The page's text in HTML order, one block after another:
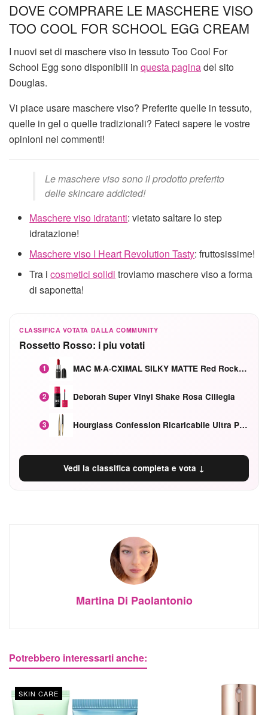
DOVE COMPRARE LE MASCHERE VISO
TOO COOL FOR SCHOOL EGG CREAM
I nuovi set di maschere viso in tessuto Too Cool For
School Egg sono disponibili in questa paginadel sito
Douglas.
Vi piace usare maschere viso? Preferite quelle in tessuto,
quelle in gel o quelle tradizionali? Fateci sapere le vostre
opinioni nei commenti!
Le maschere viso sono il prodotto preferito
delle skincare addicted!
Maschere viso idratanti: vietato saltare lo step
idratazione!
Maschere viso I Heart Revolution Tasty: fruttosissime!
Tra icosmetici solidi troviamo maschere viso a forma
di saponetta!
CLASSIFICA VOTATA DALLA COMMUNITY
Rossetto Rosso: i piu votati
1 MAC M·A·CXIMAL SILKY MATTE Red Rock mat
2 Deborah Super Vinyl Shake Rosa Ciliegia
3 Hourglass Confession Ricaricabile Ultra Preciso Ad Alta Intensità Secretly Classic Red
Vedi la classifica completa e vota ↓
Martina Di Paolantonio
Potrebbero interessarti anche:
SKIN CARE